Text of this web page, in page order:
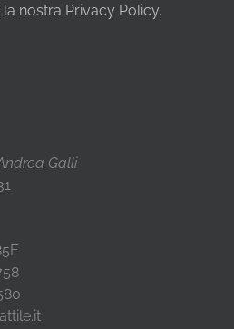
la nostra Privacy Policy.
Galli